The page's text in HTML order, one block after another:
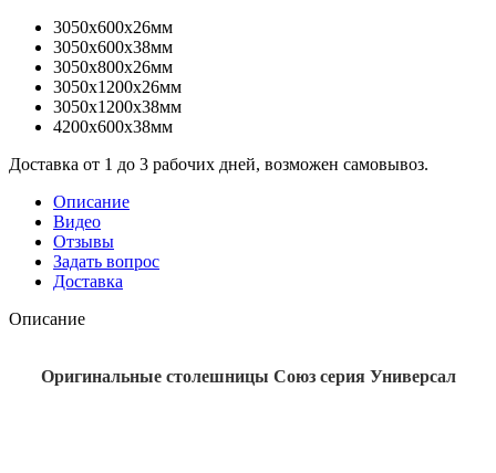
3050x600x26мм
3050x600x38мм
3050x800x26мм
3050x1200x26мм
3050x1200x38мм
4200x600x38мм
Доставка от 1 до 3 рабочих дней, возможен самовывоз.
Описание
Видео
Отзывы
Задать вопрос
Доставка
Описание
Оригинальные столешницы Союз серия Универсал